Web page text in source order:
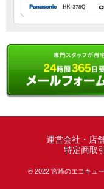
運営会社・店
特定商取
© 2022 宮崎のエコキュ